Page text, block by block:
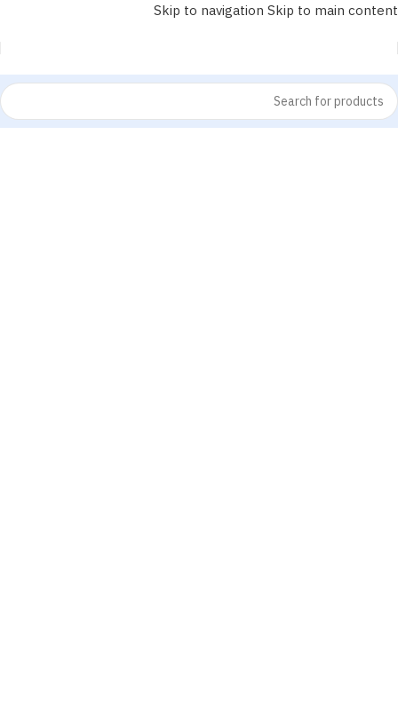
Skip to navigation Skip to main content